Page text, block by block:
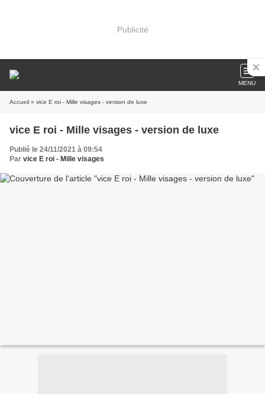
Publicité
MENU
Accueil » vice E roi - Mille visages - version de luxe
vice E roi - Mille visages - version de luxe
Publié le 24/11/2021 à 09:54
Par vice E roi - Mille visages